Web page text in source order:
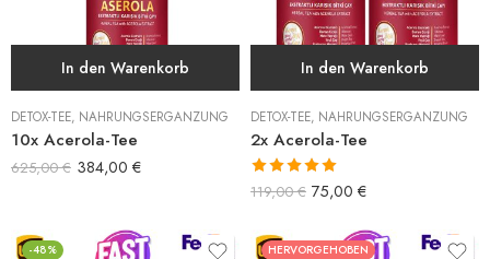
In den Warenkorb
DETOX-TEE, NAHRUNGSERGÄNZUNG
10x Acerola-Tee
625,00€ 384,00 €
In den Warenkorb
DETOX-TEE, NAHRUNGSERGÄNZUNG
2x Acerola-Tee
Bewertet mit
119,00€ 75,00 €
-48%
HERVORGEHOBEN